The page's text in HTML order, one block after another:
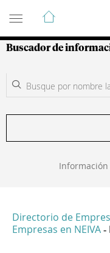
Guía de
Buscador de
Directorio de
Empresas en NEIVA -